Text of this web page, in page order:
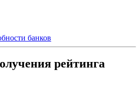
банков
рейтинга